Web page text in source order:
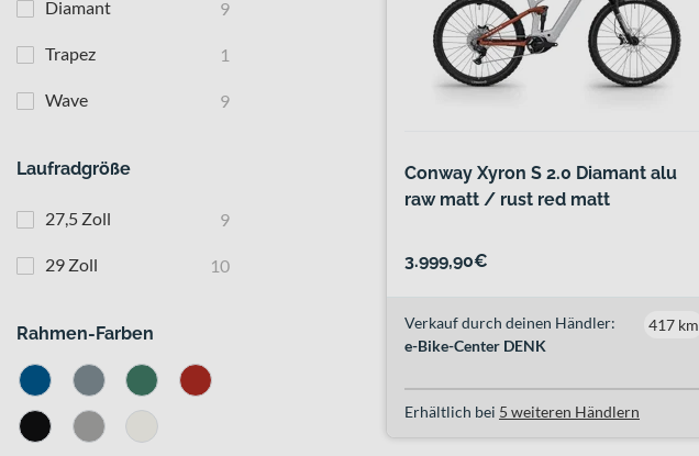
Diamant 9
Trapez 1
Wave 9
Laufradgröße
27,5 Zoll 9
29 Zoll 10
Rahmen-Farben
Conway Xyron S 2.0 Diamant alu
raw matt / rust red matt
3.999,90€
Verkauf durch deinen Händler:
e-Bike-Center DENK
417 km
Erhältlich bei 5 weiteren Händlern